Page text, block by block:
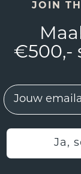
JOIN
€500,-
EMail
Ja,